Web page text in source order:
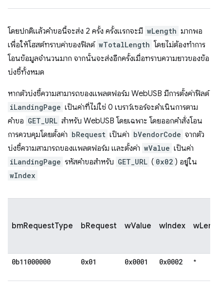
โดยปกติแล้วคำขอนี้จะส่ง 2 ครั้ง ครั้งแรกจะมี wLength มากพอ
เพื่อให้โฮสต์ทราบค่าของฟิลด์ wTotalLength โดยไม่ต้องทำการ
โอนข้อมูลจำนวนมาก จากนั้นจะส่งอีกครั้งเมื่อทราบความยาวของข้อ
บ่งชี้ทั้งหมด
หากตัวบ่งชี้ความสามารถของแพลตฟอร์ม WebUSB มีการตั้งค่าฟิลด์
iLandingPage เป็นค่าที่ไม่ใช่ 0 เบราว์เซอร์จะดำเนินการตาม
คำขอ GET_URL สำหรับ WebUSB โดยเฉพาะ โดยออกคำสั่งโอน
การควบคุมโดยตั้งค่า bRequest เป็นค่า bVendorCode จากตัว
บ่งชี้ความสามารถของแพลตฟอร์ม และตั้งค่า wValue เป็นค่า
iLandingPage รหัสคำขอสำหรับ GET_URL ( 0x02 ) อยู่ใน
wIndex
bmRequestType bRequest wValue wIndex
0b11000000 0x01 0x0001 0x0002 *